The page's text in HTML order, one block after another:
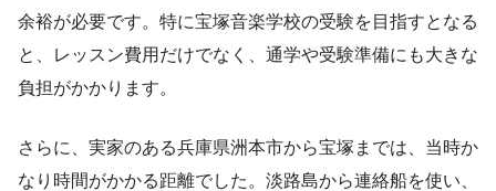
余裕が必要です。特に宝塚音楽学校の受験を目指すとなる
と、レッスン費用だけでなく、通学や受験準備にも大きな
負担がかかります。
さらに、実家のある兵庫県洲本市から宝塚までは、当時か
なり時間がかかる距離でした。淡路島から連絡船を使い、